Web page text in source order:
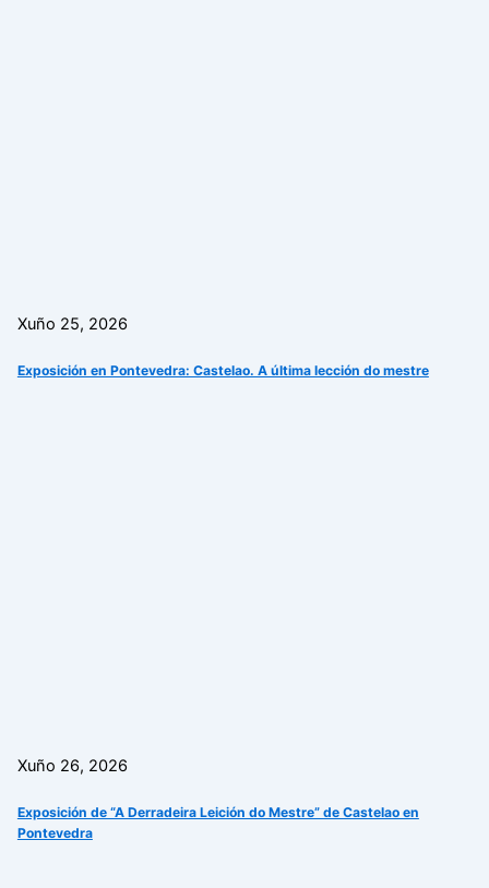
Xuño 25, 2026
Exposición en Pontevedra: Castelao. A última lección do mestre
Xuño 26, 2026
Exposición de “A Derradeira Leición do Mestre” de Castelao en
Pontevedra